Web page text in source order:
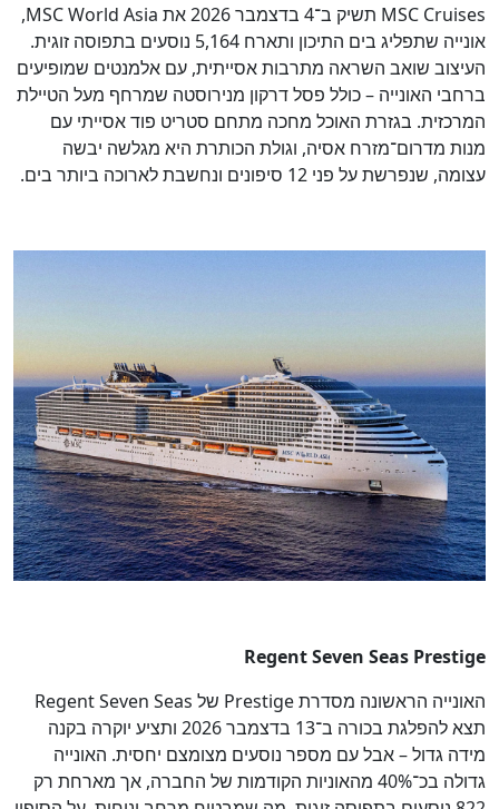
MSC Cruises תשיק ב־4 בדצמבר 2026 את MSC World Asia,
אונייה שתפליג בים התיכון ותארח 5,164 נוסעים בתפוסה זוגית.
העיצוב שואב השראה מתרבות אסייתית, עם אלמנטים שמופיעים
ברחבי האונייה – כולל פסל דרקון מנירוסטה שמרחף מעל הטיילת
המרכזית. בגזרת האוכל מחכה מתחם סטריט פוד אסייתי עם
מנות מדרום־מזרח אסיה, וגולת הכותרת היא מגלשה יבשה
עצומה, שנפרשת על פני 12 סיפונים ונחשבת לארוכה ביותר בים.
Regent Seven Seas Prestige
האונייה הראשונה מסדרת Prestige של Regent Seven Seas
תצא להפלגת בכורה ב־13 בדצמבר 2026 ותציע יוקרה בקנה
מידה גדול – אבל עם מספר נוסעים מצומצם יחסית. האונייה
גדולה בכ־40% מהאוניות הקודמות של החברה, אך מארחת רק
100%כן